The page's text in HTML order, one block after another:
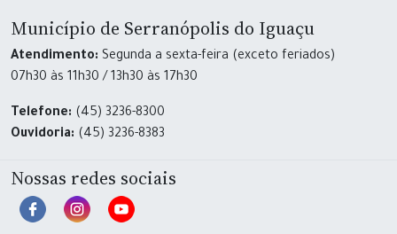
Município de Serranópolis do Iguaçu
Atendimento: Segunda a sexta-feira (exceto feriados)
07h30 às 11h30 / 13h30 às 17h30
Telefone: (45) 3236-8300
Ouvidoria: (45) 3236-8383
Nossas redes sociais